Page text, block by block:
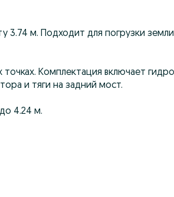
3.74 м. Подходит для погрузки
Комплектация включает
и тяги на задний мост.
4.24 м.